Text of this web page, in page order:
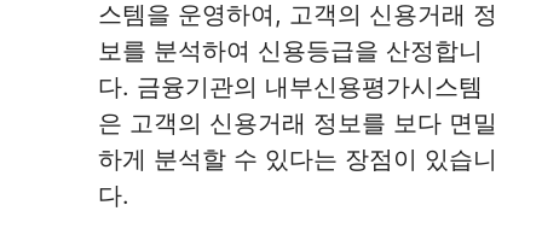
스템을 운영하여, 고객의 신용거래 정
보를 분석하여 신용등급을 산정합니
다. 금융기관의 내부신용평가시스템
은 고객의 신용거래 정보를 보다 면밀
하게 분석할 수 있다는 장점이 있습니
다.